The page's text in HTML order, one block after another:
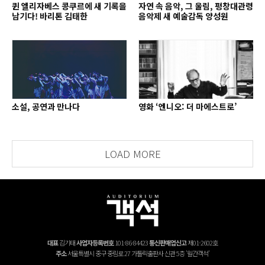
퀸 엘리자베스 콩쿠르에 새 기록을
남기다! 바리톤 김태한
자연 속 음악, 그 울림, 평창대관령
음악제 새 예술감독 양성원
소설, 공연과 만나다 영화 ‘엔니오: 더 마에스트로’
LOAD MORE
대표김기태사업자등록번호101-86-84423통신판매업신고제01-2602호
주소서울특별시 중구 중림로 27 가톨릭출판사 신관 5층 '월간객석'